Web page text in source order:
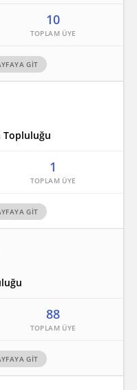
10
GİT
Topluluğu
1
GİT
88
GİT